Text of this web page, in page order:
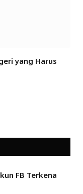
yang Harus
FB Terkena